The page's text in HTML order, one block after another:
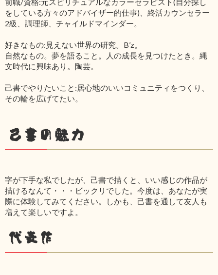
をしている方々のアドバイザー的仕事)、終活カウンセラー
2級、調理師、チャイルドマインダー。
好きなもの:見えない世界の研究。B’z。
自然なもの。夢を語ること。人の成長を見つけたとき。縄
文時代に興味あり。陶芸。
己書でやりたいこと:居心地のいいコミュニティをつくり、
その輪を広げてたい。
己書の魅力
字が下手な私でしたが、己書で描くと、いい感じの作品が
描けるなんて・・・ビックリでした。今度は、あなたが実
際に体験してみてください。しかも、己書を通して友人も
増えて楽しいですよ。
代表作